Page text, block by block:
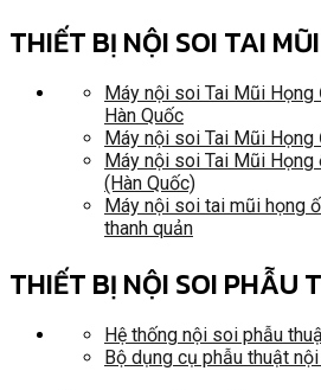
THIẾT BỊ NỘI SOI TAI
Máy nội soi Tai Mũi Họng
Hàn Quốc
Máy nội soi Tai Mũi Họng
Máy nội soi Tai Mũi Họng
(Hàn Quốc)
Máy nội soi tai mũi họng
thanh quản
THIẾT BỊ NỘI SOI PHẪU
Hệ thống nội soi phẫu
Bộ dụng cụ phẫu thuật